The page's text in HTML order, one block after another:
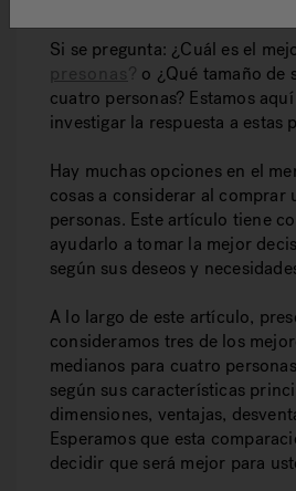
Si se pregunta: ¿Cuál es el
presonas? o ¿Qué tamaño de
cuatro personas? Estamos
investigar la respuesta a estas
Hay muchas opciones en el
cosas a considerar al comprar
personas. Este artículo tiene
ayudarlo a tomar la mejor
según sus deseos y
A lo largo de este artículo,
consideramos tres de los
medianos para cuatro
según sus características
dimensiones, ventajas,
Esperamos que esta
decidir que será mejor para